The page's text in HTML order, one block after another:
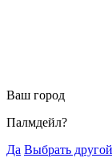
Ваш город
Палмдейл?
Да Выбрать другой